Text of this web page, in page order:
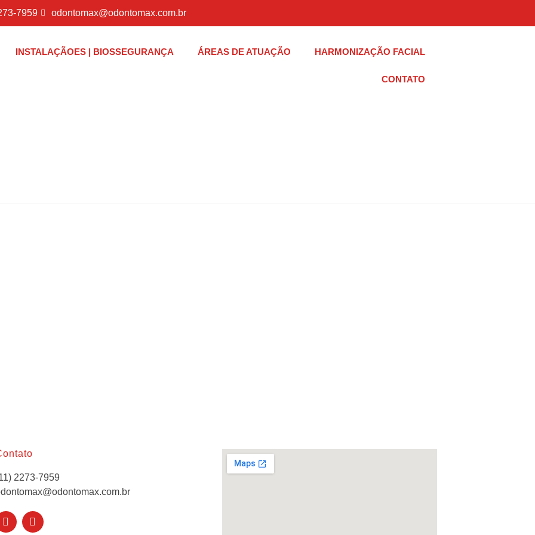
7959 odontomax@odontomax.com.br
INSTALAÇÃOES | BIOSSEGURANÇA ÁREAS DE ATUAÇÃO HARMONIZAÇÃO FACIAL
CONTATO
2273-7959